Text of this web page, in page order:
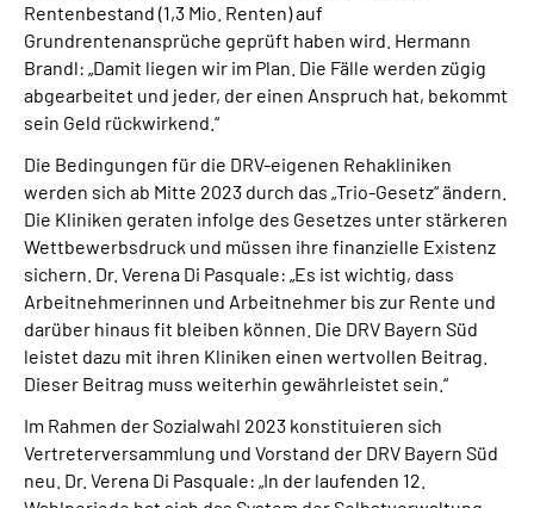
Rentenbestand (1,3 Mio. Renten) auf
Grundrentenansprüche geprüft haben wird. Hermann
Brandl: „Damit liegen wir im Plan. Die Fälle werden zügig
abgearbeitet und jeder, der einen Anspruch hat, bekommt
sein Geld rückwirkend.“
Die Bedingungen für die DRV-eigenen Rehakliniken
werden sich ab Mitte 2023 durch das „Trio-Gesetz“ ändern.
Die Kliniken geraten infolge des Gesetzes unter stärkeren
Wettbewerbsdruck und müssen ihre finanzielle Existenz
sichern. Dr. Verena Di Pasquale: „Es ist wichtig, dass
Arbeitnehmerinnen und Arbeitnehmer bis zur Rente und
darüber hinaus fit bleiben können. Die DRV Bayern Süd
leistet dazu mit ihren Kliniken einen wertvollen Beitrag.
Dieser Beitrag muss weiterhin gewährleistet sein.“
Im Rahmen der Sozialwahl 2023 konstituieren sich
Vertreterversammlung und Vorstand der DRV Bayern Süd
neu. Dr. Verena Di Pasquale: „In der laufenden 12.